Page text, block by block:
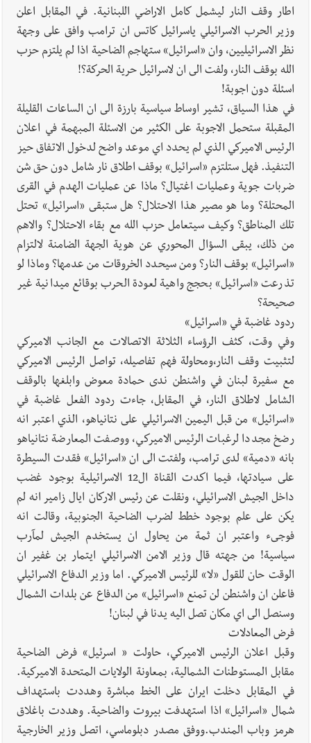
اطار وقف النار ليشمل كامل الاراضي اللبنانية. في المقابل اعلن
وزير الحرب الاسرائيلي ياسرائيل كاتس ان ترامب وافق على وجهة
نظر الاسرائيليين، وان «اسرائيل» ستهاجم الضاحية اذا لم يلتزم حزب
الله بوقف النار، ولفت الى ان لاسرائيل حرية الحركة؟!
اسئلة دون اجوبة!
في هذا السياق، تشير اوساط سياسية بارزة الى ان الساعات القليلة
المقبلة ستحمل الاجوبة على الكثير من الاسئلة المبهمة في اعلان
الرئيس الاميركي الذي لم يحدد اي موعد واضح لدخول الاتفاق حيز
التنفيذ. فهل ستلتزم «اسرائيل» بوقف اطلاق نار شامل دون حق شن
ضربات جوية وعمليات اغتيال؟ ماذا عن عمليات الهدم في القرى
المحتلة؟ وما هو مصير هذا الاحتلال؟ هل ستبقى «اسرائيل» تحتل
تلك المناطق؟ وكيف سيتعامل حزب الله مع بقاء الاحتلال؟ والاهم
من ذلك، يبقى السؤال المحوري عن هوية الجهة الضامنة لالتزام
«اسرائيل» بوقف النار؟ ومن سيحدد الخروقات من عدمها؟ وماذا لو
تذرعت «اسرائيل» بحجج واهية لعودة الحرب بوقائع ميدانية غير
صحيحة؟
ردود غاضبة في «اسرائيل»
وفي وقت، كثف الرؤساء الثلاثة الاتصالات مع الجانب الاميركي
لتثبيت وقف النار،ومحاولة فهم تفاصيله، تواصل الرئيس الاميركي
مع سفيرة لبنان في واشنطن ندى حمادة معوض وابلغها بالوقف
الشامل لاطلاق النار، في المقابل، جاءت ردود الفعل غاضبة في
«اسرائيل» من قبل اليمين الاسرائيلي على نتانياهو، الذي اعتبر انه
رضخ مجددا لرغبات الرئيس الاميركي، ووصفت المعارضة نتانياهو
بانه «دمية» لدى ترامب، ولفتت الى ان «اسرائيل» فقدت السيطرة
على سيادتها، فيما اكدت القناة ال12 الاسرائيلية بوجود غضب
داخل الجيش الاسرائيلي، ونقلت عن رئيس الاركان ايال زامير انه لم
يكن على علم بوجود خطط لضرب الضاحية الجنوبية، وقالت انه
فوجىء واعتبر ان ثمة من يحاول ان يستخدم الجيش لمآرب
سياسية! من جهته قال وزير الامن الاسرائيلي ايتمار بن غفير ان
الوقت حان للقول «لا» للرئيس الاميركي. اما وزير الدفاع الاسرائيلي
فاعلن ان واشنطن لن تمنع «اسرائيل» من الدفاع عن بلدات الشمال
وسنصل الى اي مكان تصل اليه يدنا في لبنان!
فرض المعادلات
وقبل اعلان الرئيس الاميركي، حاولت « اسرئيل» فرض الضاحية
مقابل المستوطنات الشمالية، بمعاونة الولايات المتحدة الاميركية.
في المقابل دخلت ايران على الخط مباشرة وهددت باستهداف
شمال «اسرائيل» اذا استهدفت بيروت والضاحية. وهددت باغلاق
هرمز وباب المندب.ووفق مصدر دبلوماسي، اتصل وزير الخارجية